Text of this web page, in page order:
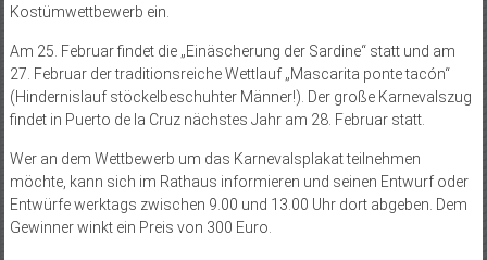
Kostümwettbewerb ein.
Am 25. Februar findet die „Einäscherung der Sardine“ statt und am
27. Februar der traditionsreiche Wettlauf „Mas­carita ponte tacón“
(Hindernislauf stöckelbeschuhter Männer!). Der große Karnevalszug
findet in Puerto de la Cruz nächstes Jahr am 28. Februar statt.
Wer an dem Wettbewerb um das Karnevalsplakat teilnehmen
möchte, kann sich im Rathaus informieren und seinen Entwurf oder
Entwürfe werktags zwischen 9.00 und 13.00 Uhr dort abgeben. Dem
Gewinner winkt ein Preis von 300 Euro.